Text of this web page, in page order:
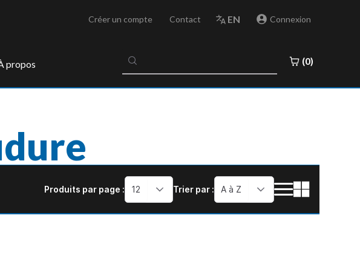
Créer un compte Contact EN Connexion
propos
results
(0)
Produits par page : 12 Trier par : A à Z